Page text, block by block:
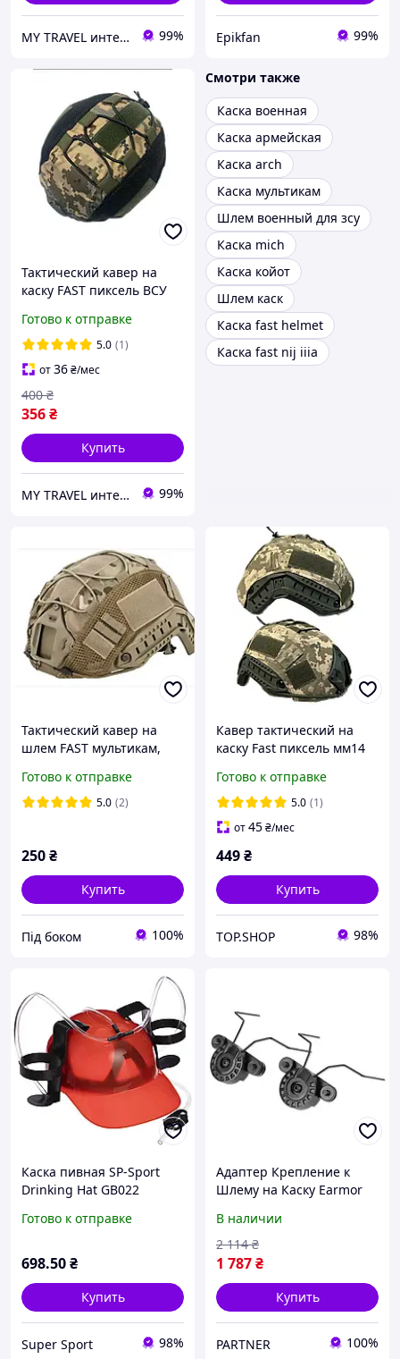
MY TRAVEL интернет-магазин сумок, одежды и аксессуаров 99% Epikfan 99%
Тактический кавер на
каску FAST пиксель ВСУ
шлем Фаст военный
кавер на каску ВСУ
Готово к отправке
5.0 (1)
от36₴/мес
356₴
400 ₴
Купить
MY TRAVEL интернет-магазин сумок, одежды и аксессуаров 99%
Смотри также
Каска военная
Каска армейская
Каска arch
Каска мультикам
Шлем военный для зсу
Каска mich
Каска койот
Шлем каск
Каска fast helmet
Каска fast nij iiia
Тактический кавер на
шлем FAST мультикам,
военных шлемов ВСУ
Чехол на каске Военный
Готово к отправке
5.0 (2)
250₴
Купить
Під боком 100%
Кавер тактический на
каску Fast пиксель мм14
чехол на каску шлем ВСУ
без ушей
Готово к отправке
5.0 (1)
от45₴/мес
449₴
Купить
TOP.SHOP 98%
Каска пивная SP-Sport
Drinking Hat GB022
Готово к отправке
698.50₴
Купить
Super Sport 98%
Адаптер Крепление к
Шлему на Каску Earmor
Рельсами EXFIL Черный
(17790) SP
В наличии
1 787₴
2 114 ₴
Купить
PARTNER 100%